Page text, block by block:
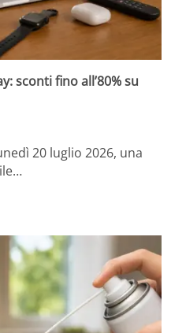
sconti fino all’80% su
20 luglio 2026, una